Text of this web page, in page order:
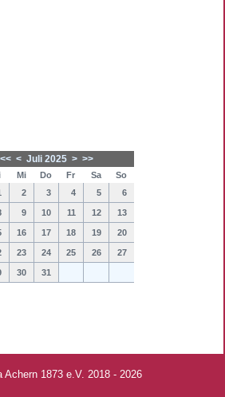
<< < Juli 2025 > >>
Mi Do Fr Sa
So
2 3 4 5 6
9 10 11 12 13
16 17 18 19 20
23 24 25 26 27
30 31
Achern 1873 e.V. 2018 - 2026